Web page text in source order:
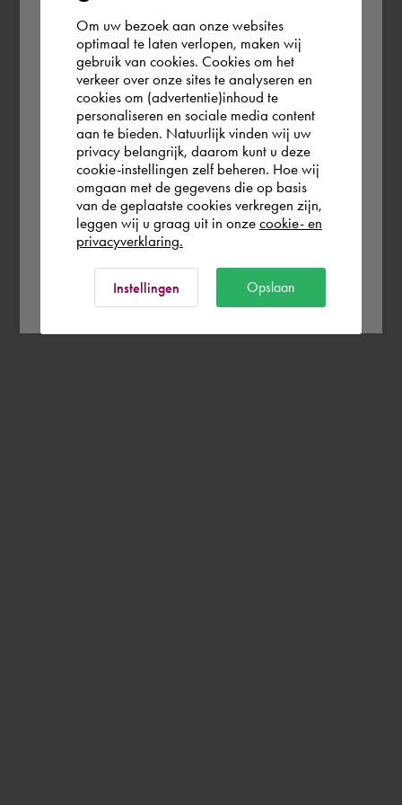
According to us you are situated in Rest of
the world. Please confirm in which country
you wish to shop.
Schweiz
Rest of the world
Om uw bezoek aan onze websites
optimaal te laten verlopen, maken wij
gebruik van cookies. Cookies om het
verkeer over onze sites te analyseren en
cookies om (advertentie)inhoud te
personaliseren en sociale media content
aan te bieden. Natuurlijk vinden wij uw
privacy belangrijk, daarom kunt u deze
cookie-instellingen zelf beheren. Hoe wij
omgaan met de gegevens die op basis
van de geplaatste cookies verkregen zijn,
leggen wij u graag uit in onze cookie- en
privacyverklaring.
Instellingen Opslaan